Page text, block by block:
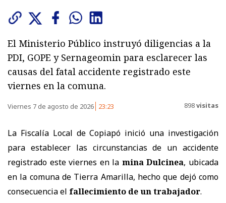
El Ministerio Público instruyó diligencias a la
PDI, GOPE y Sernageomin para esclarecer las
causas del fatal accidente registrado este
viernes en la comuna.
Viernes 7 de agosto de 2026 23:23 898visitas
La Fiscalía Local de Copiapó inició una investigación
para establecer las circunstancias de un accidente
registrado este viernes en la mina Dulcinea, ubicada
en la comuna de Tierra Amarilla, hecho que dejó como
consecuencia el fallecimiento de un trabajador.